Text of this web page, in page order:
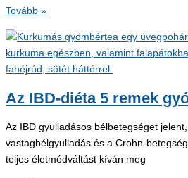
Mit
ehet,
aki
laktózintoleranciában
szenved?
Tovább »
Az IBD-diéta 5 remek
Az IBD gyulladásos bélbetegséget
vastagbélgyulladás és a Crohn-
teljes életmódváltást kíván meg